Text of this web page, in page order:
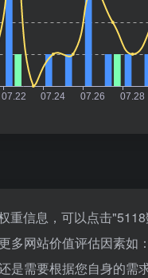
重信息，可以点击"
多网站价值评估因素如
是需要根据您自身的需